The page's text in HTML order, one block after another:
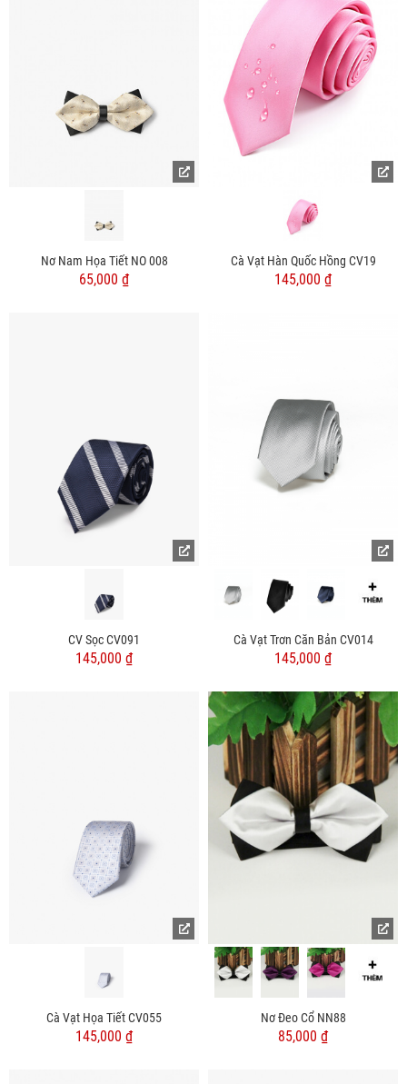
Nơ Nam Họa Tiết NO 008
65,000 ₫
Cà Vạt Hàn Quốc Hồng CV19
145,000 ₫
CV Sọc CV091
145,000 ₫
Cà Vạt Trơn Căn Bản CV014
145,000 ₫
Cà Vạt Họa Tiết CV055
145,000 ₫
Nơ Đeo Cổ NN88
85,000 ₫